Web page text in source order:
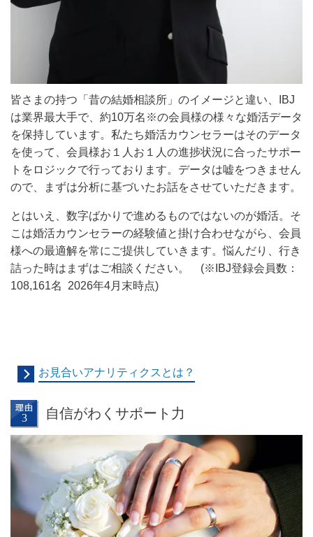
皆さまの持つ「昔の結婚相談所」のイメージと違い、IBJ
は業界最大手で、約10万名 ※の会員様の様々な婚活データ
を保持しています。私たち婚活カウンセラーはそのデータ
を使って、会員様お１人お１人の進捗状況に合ったサポー
トをロジックで行っております。データは嘘をつきません
ので、まずは分析に基づいたお話をさせていただきます。
とはいえ、数字ばかりで進めるものではないのが婚活。そ
こは婚活カウンセラーの経験値と掛け合わせながら、会員
様への最適解を常にご提供していきます。悩んだり、行き
詰った時はまずはご相談ください。 (※IBJ登録会員数：
108,161名 2026年4月末時点)
お見合いアナリティクスとは？
自信がわくサポート力